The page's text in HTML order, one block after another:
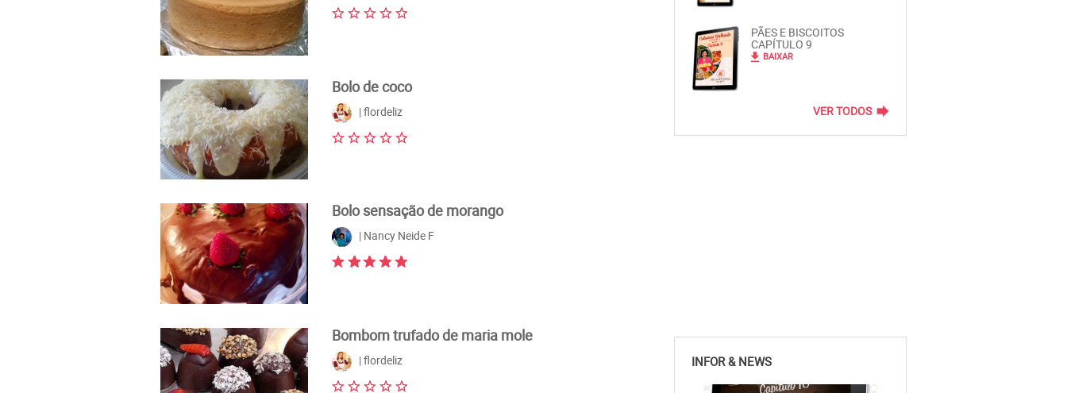
Bolo de coco
| flordeliz
Bolo sensação de morango
| Nancy Neide F
Bombom trufado de maria mole
| flordeliz
PÃES E BISCOITOS
CAPÍTULO 9
file_download BAIXAR
VER TODOS forward
INFOR & NEWS